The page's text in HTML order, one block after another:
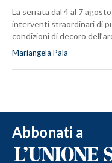
La serrata dal 4 al 7
interventi straordinari di
condizioni di decoro
Mariangela Pala
Abbonati a